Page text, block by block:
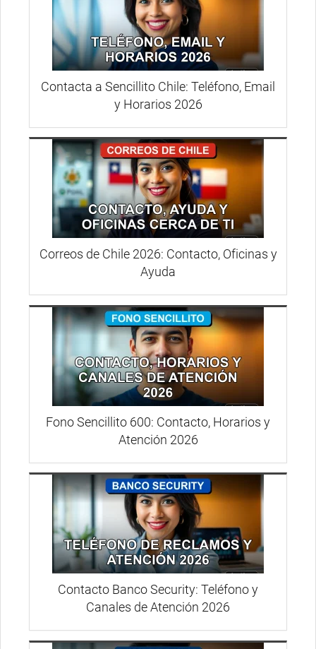
Contacta a Sencillito Chile: Teléfono, Email
y Horarios 2026
Correos de Chile 2026: Contacto, Oficinas y
Ayuda
Fono Sencillito 600: Contacto, Horarios y
Atención 2026
Contacto Banco Security: Teléfono y
Canales de Atención 2026